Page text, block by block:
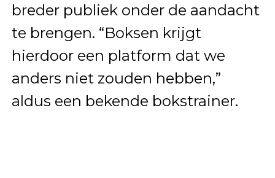
breder publiek onder de aandacht
te brengen. “Boksen krijgt
hierdoor een platform dat we
anders niet zouden hebben,”
aldus een bekende bokstrainer.